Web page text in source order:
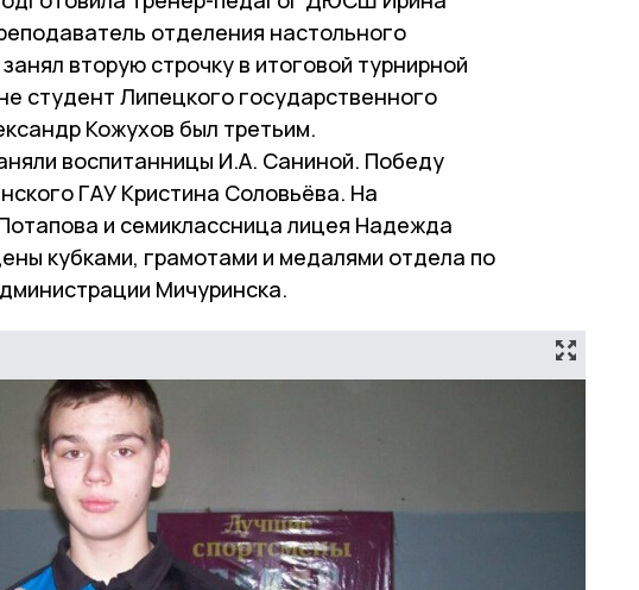
отделения настольного
вторую строчку в итоговой турнирной
студент Липецкого государственного
Кожухов был третьим.
воспитанницы И.А. Саниной. Победу
ГАУ Кристина Соловьёва. На
и семиклассница лицея Надежда
кубками, грамотами и медалями отдела по
Мичуринска.